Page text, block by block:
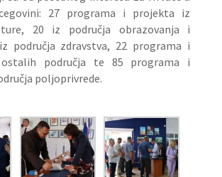
27 programa i projekta iz
20 iz područja obrazovanja i
područja zdravstva, 22 programa i
područja te 85 programa i
poljoprivrede.